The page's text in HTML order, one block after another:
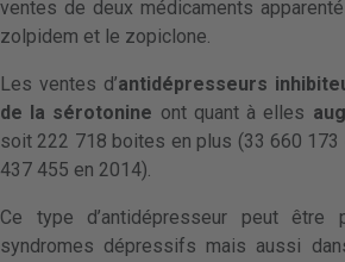
ventes de deux médicaments
zolpidem et le zopiclone.
Les ventes d’antidépresseurs
de la sérotonine ont quant à elles
soit 222 718 boites en plus (33 660 173
437 455 en 2014).
Ce type d’antidépresseur peut être
syndromes dépressifs mais aussi